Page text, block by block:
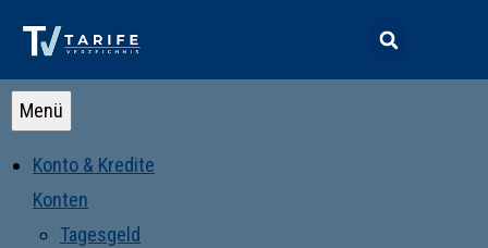
Menü
Konto & Kredite
Konten
Tagesgeld